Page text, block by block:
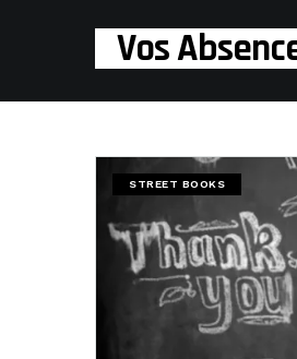
Vos
STREET BOOKS